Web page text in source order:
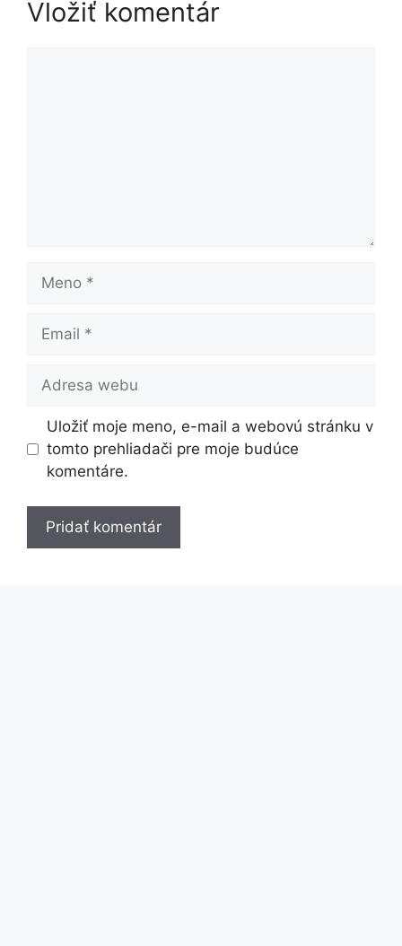
Vložiť komentár
Meno
Email
Adresa
Uložiť moje meno, e-mail a webovú stránku v
tomto prehliadači pre moje budúce
komentáre.